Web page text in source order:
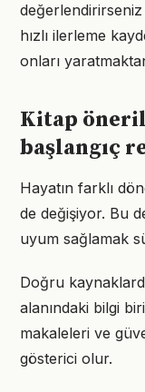
hızlı ilerleme
onları
Kitap
başlangıç
Hayatın farklı
de değişiyor. Bu
uyum sağlamak
Doğru
alanındaki bilgi
makaleleri ve
gösterici olur.